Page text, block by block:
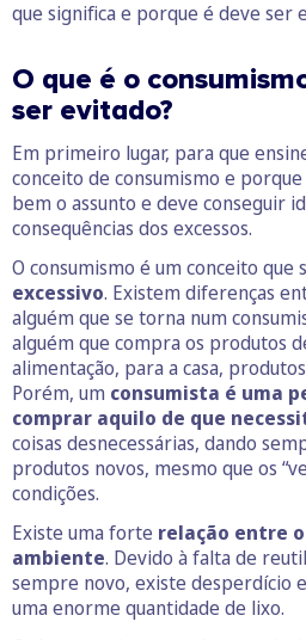
que significa e porque é deve ser
O que é o
ser evitado?
Em primeiro lugar, para que
conceito de consumismo e
bem o assunto e deve conseguir
consequências dos excessos.
O consumismo é um conceito que
excessivo. Existem diferenças
alguém que se torna num
alguém que compra os produtos
alimentação, para a casa,
Porém, um consumista é uma
comprar aquilo de que
coisas desnecessárias, dando
produtos novos, mesmo que os
condições.
Existe uma forte relação entre
ambiente. Devido à falta de
sempre novo, existe desperdício
uma enorme quantidade de lixo.